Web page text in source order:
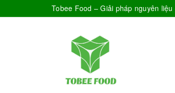
Tobee Food – Giải pháp nguyên